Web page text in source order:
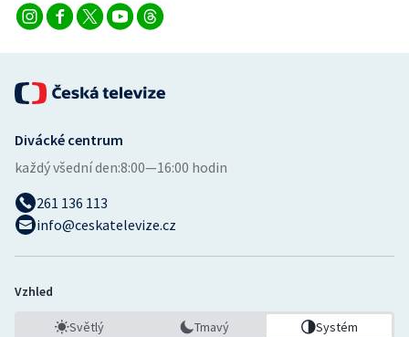
Vodní slalom
Volejbal
Ostatní
Divácké centrum
každý všední den:8:00—16:00 hodin
261 136 113
info@ceskatelevize.cz
Vzhled
Světlý Tmavý Systém